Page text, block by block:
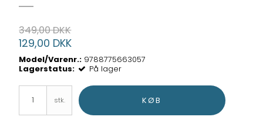
349,00 DKK
129,00 DKK
Model/Varenr.: 9788775663057
Lagerstatus:
På lager
stk. KØB